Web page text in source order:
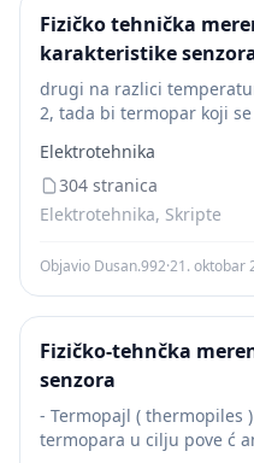
Fizičko tehnička
karakteristike
drugi na razlici
2, tada bi termopar koji
Elektrotehnika
304 stranica
Elektrotehnika, Skripte
Objavio Dusan.992·21. oktobar
Fizičko-tehnčka
senzora
- Termopajl ( thermopiles
termopara u cilju pove ć